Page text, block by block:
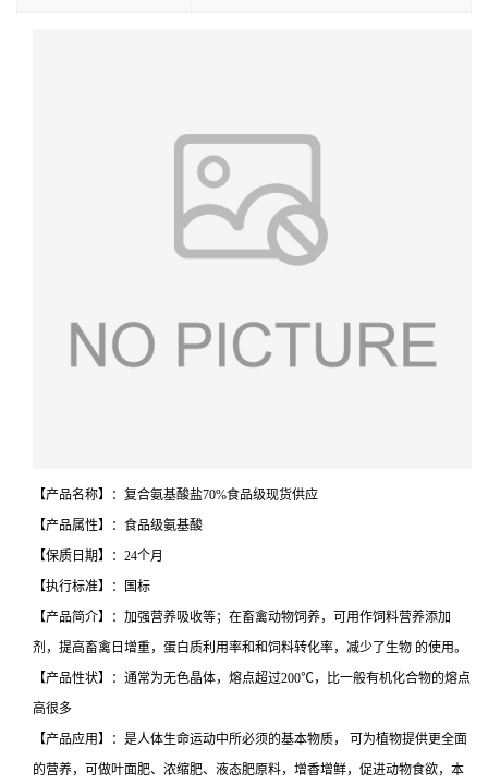
【产品名称】：复合氨基酸盐70%食品级现货供应
【产品属性】：食品级氨基酸
【保质日期】：24个月
【执行标准】：国标
【产品简介】：加强营养吸收等；在畜禽动物饲养，可用作饲料营养添加
剂，提高畜禽日增重，蛋白质利用率和和饲料转化率，减少了生物 的使用。
【产品性状】：通常为无色晶体，熔点超过200℃，比一般有机化合物的熔点
高很多
【产品应用】：是人体生命运动中所必须的基本物质， 可为植物提供更全面
的营养，可做叶面肥、浓缩肥、液态肥原料，增香增鲜，促进动物食欲，本